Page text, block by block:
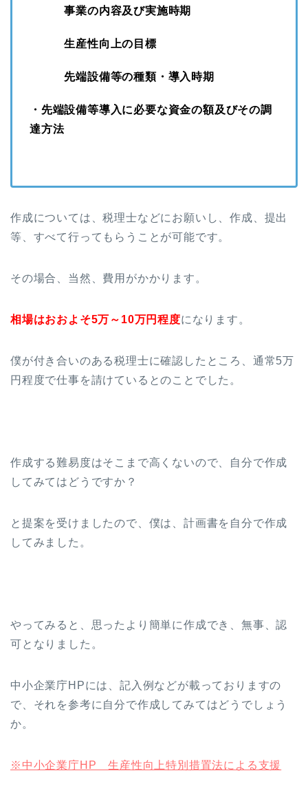
事業の内容及び実施時期
生産性向上の目標
先端設備等の種類・導入時期
・先端設備等導入に必要な資金の額及びその調
達方法
作成については、税理士などにお願いし、作成、提出
等、すべて行ってもらうことが可能です。
その場合、当然、費用がかかります。
相場はおおよそ5万～10万円程度になります。
僕が付き合いのある税理士に確認したところ、通常5万
円程度で仕事を請けているとのことでした。
作成する難易度はそこまで高くないので、自分で作成
してみてはどうですか？
と提案を受けましたので、僕は、計画書を自分で作成
してみました。
やってみると、思ったより簡単に作成でき、無事、認
可となりました。
中小企業庁HPには、記入例などが載っておりますの
で、それを参考に自分で作成してみてはどうでしょう
か。
※中小企業庁HP 生産性向上特別措置法による支援